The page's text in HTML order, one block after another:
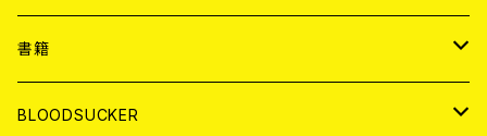
７EP
LP
WORLD
7EP
JAPAN
T-shirt
WORLD
書籍
MAGAZINE
BLOODSUCKER